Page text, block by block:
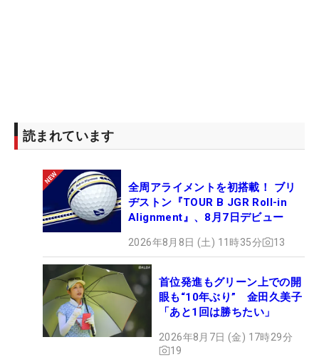
読まれています
全周アライメントを初搭載！ ブリ
ヂストン『TOUR B JGR Roll-in
Alignment』、8月7日デビュー
2026年8月8日 (土) 11時35分 13
首位発進もグリーン上での開
眼も“10年ぶり” 金田久美子
「あと1回は勝ちたい」
2026年8月7日 (金) 17時29分
19